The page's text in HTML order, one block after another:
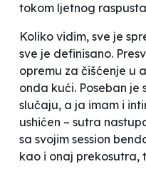
tokom ljetnog
Koliko vidim, sve je
sve je definisano.
opremu za čišćenje u
onda kući. Poseban je
slučaju, a ja imam i
ushićen – sutra
sa svojim session
kao i onaj prekosutra,